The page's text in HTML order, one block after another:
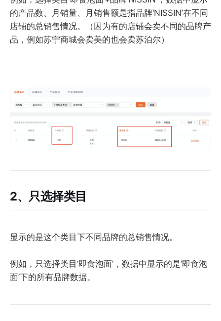
的产品数、月销量、月销售额是指品牌‘NISSIN’在不同
店铺的总销售情况。（因为有的店铺会卖不同的品牌产
品，例如苏宁商城会卖美的也会卖苏泊尔）
2、只选择类目
显示的是这个类目下不同品牌的总销售情况。
例如，只选择类目‘即食泡面’，数据中显示的是‘即食泡
面’下的所有品牌数据。